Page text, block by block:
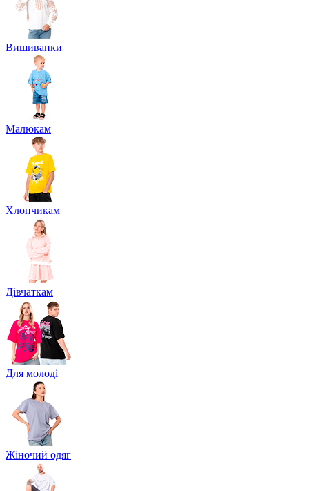
Вишиванки
Малюкам
Хлопчикам
Дівчаткам
Для молоді
Жіночий одяг